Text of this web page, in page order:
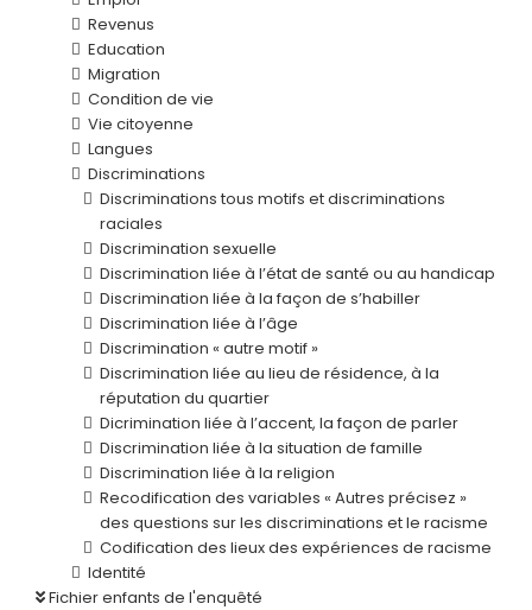
Revenus
Education
Migration
Condition de vie
Vie citoyenne
Langues
Discriminations
Discriminations tous motifs et discriminations
raciales
Discrimination sexuelle
Discrimination liée à l’état de santé ou au handicap
Discrimination liée à la façon de s’habiller
Discrimination liée à l’âge
Discrimination « autre motif »
Discrimination liée au lieu de résidence, à la
réputation du quartier
Dicrimination liée à l’accent, la façon de parler
Discrimination liée à la situation de famille
Discrimination liée à la religion
Recodification des variables « Autres précisez »
des questions sur les discriminations et le racisme
Codification des lieux des expériences de racisme
Identité
Fichier enfants de l'enquêté